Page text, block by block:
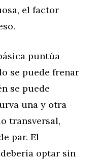
el factor
puntúa
se puede frenar
se puede
una y otra
transversal,
par. El
optar sin